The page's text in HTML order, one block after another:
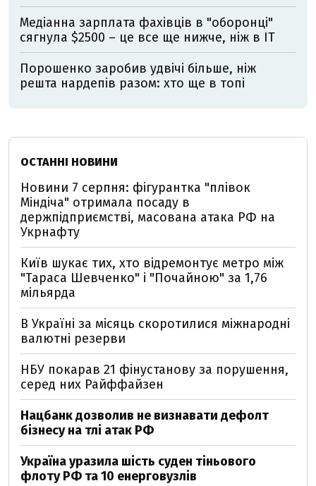
Медіанна зарплата фахівців в "оборонці"
сягнула $2500 – це все ще нижче, ніж в IT
Порошенко заробив удвічі більше, ніж
решта нардепів разом: хто ще в топі
ОСТАННІ НОВИНИ
Новини 7 серпня: фігурантка "плівок
Міндіча" отримала посаду в
держпідприємстві, масована атака РФ на
Укрнафту
Київ шукає тих, хто відремонтує метро між
"Тараса Шевченко" і "Почайною" за 1,76
мільярда
В Україні за місяць скоротилися міжнародні
валютні резерви
НБУ покарав 21 фінустанову за порушення,
серед них Райффайзен
Нацбанк дозволив не визнавати дефолт
бізнесу на тлі атак РФ
Україна уразила шість суден тіньового
флоту РФ та 10 енерговузлів